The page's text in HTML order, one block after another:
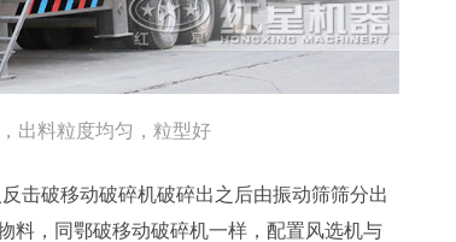
出料粒度均匀，粒型好
击破移动破碎机破碎出之后由振动筛筛分出
料，同鄂破移动破碎机一样，配置风选机与